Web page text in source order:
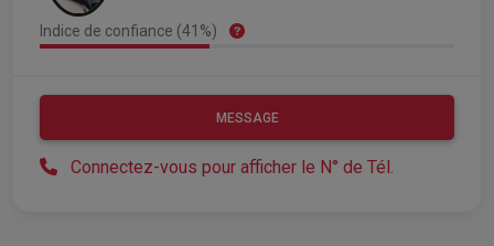
Indice de confiance (41%)
MESSAGE
Connectez-vous pour afficher le N° de Tél.